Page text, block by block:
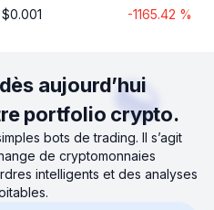
$0.001 -1165.42 %
aujourd’hui
portfolio crypto.
bots de trading. Il s’agit
de cryptomonnaies
intelligents et des analyses